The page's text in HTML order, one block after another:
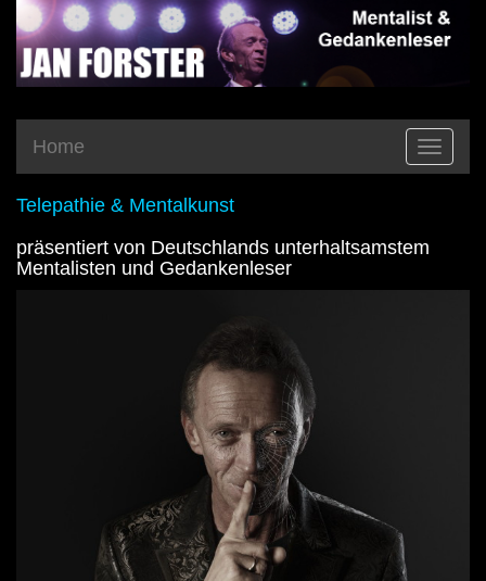
Toggle
Home
Telepathie & Mentalkunst
präsentiert von Deutschlands unterhaltsamstem
Mentalisten und Gedankenleser